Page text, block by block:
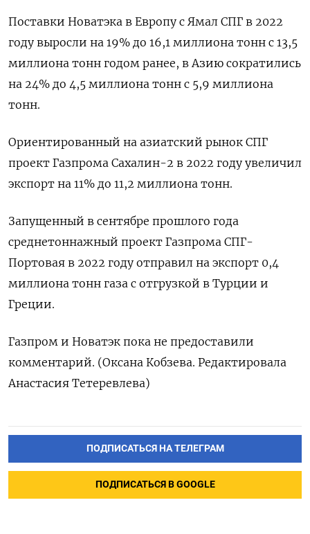
Поставки Новатэка в Европу с Ямал СПГ в 2022
году выросли на 19% до 16,1 миллиона тонн с 13,5
миллиона тонн годом ранее, в Азию сократились
на 24% до 4,5 миллиона тонн с 5,9 миллиона
тонн.
Ориентированный на азиатский рынок СПГ
проект Газпрома Сахалин-2 в 2022 году увеличил
экспорт на 11% до 11,2 миллиона тонн.
Запущенный в сентябре прошлого года
среднетоннажный проект Газпрома СПГ-
Портовая в 2022 году отправил на экспорт 0,4
миллиона тонн газа с отгрузкой в Турции и
Греции.
Газпром и Новатэк пока не предоставили
комментарий. (Оксана Кобзева. Редактировала
Анастасия Тетеревлева)
ПОДПИСАТЬСЯ НА ТЕЛЕГРАМ
ПОДПИСАТЬСЯ В GOOGLE